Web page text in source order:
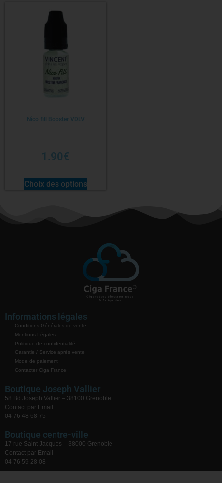
Nico fill Booster VDLV
1.90€
Choix des options
Informations légales
Conditions Générales de vente
Mentions Légales
Politique de confidentialité
Garantie / Service après vente
Mode de paiement
Contacter Ciga France
Boutique Joseph Vallier
58 Bd Joseph Vallier – 38100 Grenoble
Contact par Email
04 76 48 68 75
Boutique centre-ville
17 rue Saint Jacques – 38000 Grenoble
Contact par Email
04 76 59 28 08